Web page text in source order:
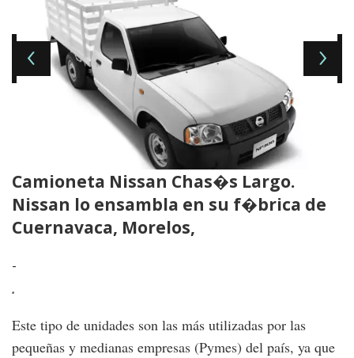
Camioneta Nissan Chas�s Largo.
Nissan lo ensambla en su f�brica de
Cuernavaca, Morelos,
-
.
Este tipo de unidades son las más utilizadas por las
pequeñas y medianas empresas (Pymes) del país, ya que